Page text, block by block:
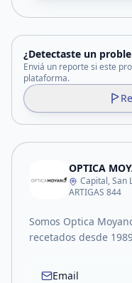
¿Detectaste un
Enviá un reporte si este
plataforma.
OPTICA
Capital, San
ARTIGAS 844
Somos Optica
recetados desde
Email